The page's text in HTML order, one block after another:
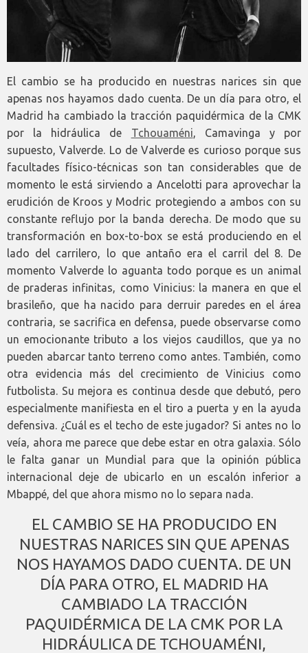
El cambio se ha producido en nuestras narices sin que
apenas nos hayamos dado cuenta. De un día para otro, el
Madrid ha cambiado la tracción paquidérmica de la CMK
por la hidráulica de Tchouaméni, Camavinga y por
supuesto, Valverde. Lo de Valverde es curioso porque sus
facultades físico-técnicas son tan considerables que de
momento le está sirviendo a Ancelotti para aprovechar la
erudición de Kroos y Modric protegiendo a ambos con su
constante reflujo por la banda derecha. De modo que su
transformación en box-to-box se está produciendo en el
lado del carrilero, lo que antaño era el carril del 8. De
momento Valverde lo aguanta todo porque es un animal
de praderas infinitas, como Vinicius: la manera en que el
brasileño, que ha nacido para derruir paredes en el área
contraria, se sacrifica en defensa, puede observarse como
un emocionante tributo a los viejos caudillos, que ya no
pueden abarcar tanto terreno como antes. También, como
otra evidencia más del crecimiento de Vinicius como
futbolista. Su mejora es continua desde que debutó, pero
especialmente manifiesta en el tiro a puerta y en la ayuda
defensiva. ¿Cuál es el techo de este jugador? Si antes no lo
veía, ahora me parece que debe estar en otra galaxia. Sólo
le falta ganar un Mundial para que la opinión pública
internacional deje de ubicarlo en un escalón inferior a
Mbappé, del que ahora mismo no lo separa nada.
EL CAMBIO SE HA PRODUCIDO EN
NUESTRAS NARICES SIN QUE APENAS
NOS HAYAMOS DADO CUENTA. DE UN
DÍA PARA OTRO, EL MADRID HA
CAMBIADO LA TRACCIÓN
PAQUIDÉRMICA DE LA CMK POR LA
HIDRÁULICA DE TCHOUAMÉNI,